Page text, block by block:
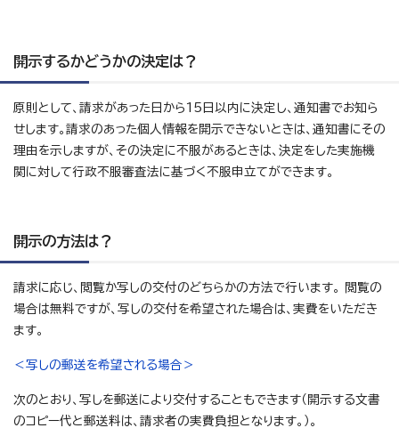
開示するかどうかの決定は？
原則として、請求があった日から15日以内に決定し、通知書でお知ら
せします。請求のあった個人情報を開示できないときは、通知書にその
理由を示しますが、その決定に不服があるときは、決定をした実施機
関に対して行政不服審査法に基づく不服申立てができます。
開示の方法は？
請求に応じ、閲覧か写しの交付のどちらかの方法で行います。 閲覧の
場合は無料ですが、写しの交付を希望された場合は、実費をいただき
ます。
＜写しの郵送を希望される場合＞
次のとおり、写しを郵送により交付することもできます（開示する文書
のコピー代と郵送料は、請求者の実費負担となります。）。